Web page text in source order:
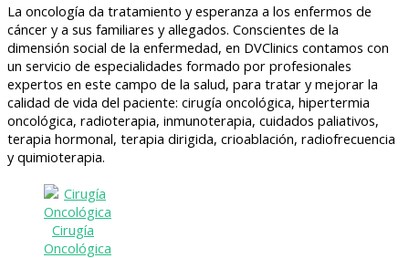
La oncología da tratamiento y esperanza a los enfermos de
cáncer y a sus familiares y allegados. Conscientes de la
dimensión social de la enfermedad, en DVClinics contamos con
un servicio de especialidades formado por profesionales
expertos en este campo de la salud, para tratar y mejorar la
calidad de vida del paciente: cirugía oncológica, hipertermia
oncológica, radioterapia, inmunoterapia, cuidados paliativos,
terapia hormonal, terapia dirigida, crioablación, radiofrecuencia
y quimioterapia.
Cirugía
Oncológica